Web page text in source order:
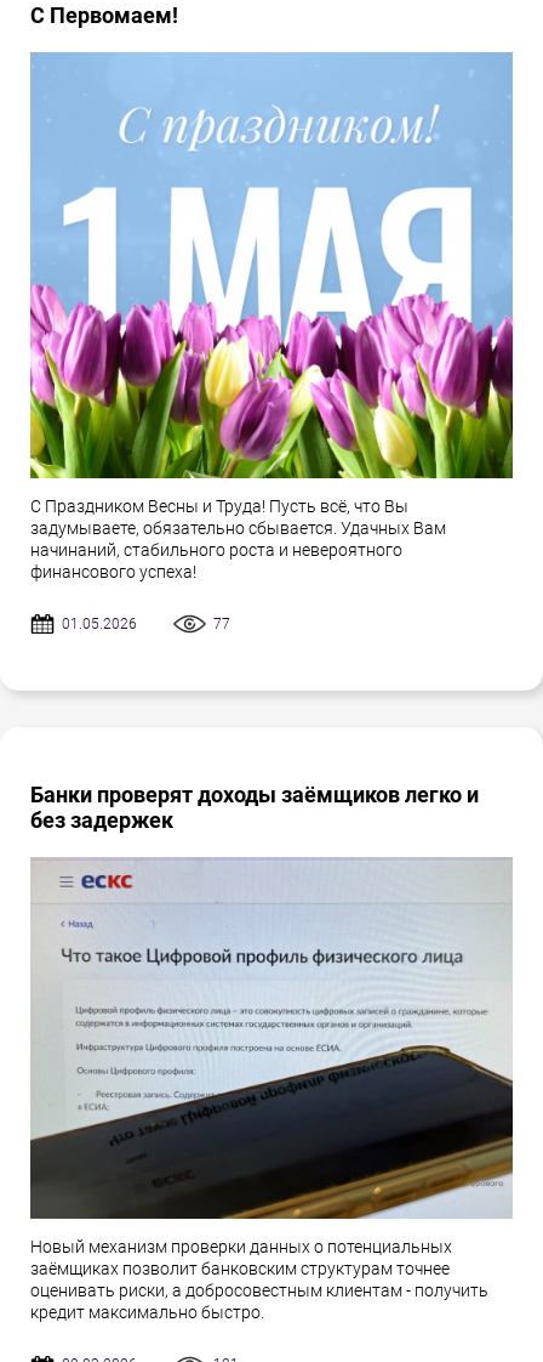
С Первомаем!
С Праздником Весны и Труда! Пусть всё, что Вы
задумываете, обязательно сбывается. Удачных Вам
начинаний, стабильного роста и невероятного
финансового успеха!
01.05.2026 77
Банки проверят доходы заёмщиков легко и
без задержек
Новый механизм проверки данных о потенциальных
заёмщиках позволит банковским структурам точнее
оценивать риски, а добросовестным клиентам - получить
кредит максимально быстро.